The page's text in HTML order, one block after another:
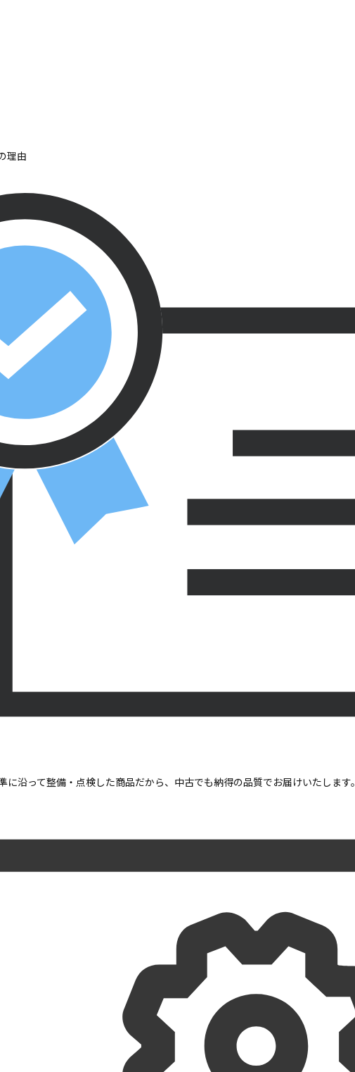
理由
に沿って整備・点検した商品だから、中古でも納得の品質でお届けいたします。